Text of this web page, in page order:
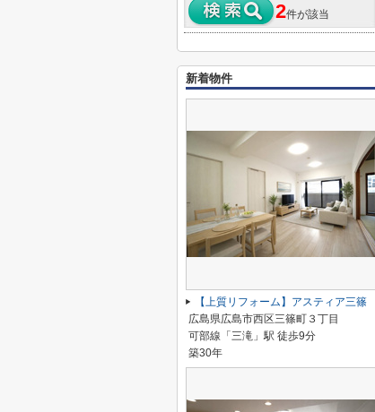
2件が該当
新着物件
【上質リフォーム】アスティア三篠
広島県広島市西区三篠町３丁目
可部線「三滝」駅 徒歩9分
築30年